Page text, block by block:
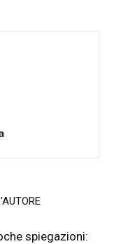
spiegazioni: